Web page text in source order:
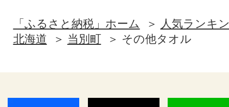
「ふるさと納税」ホーム
人気ランキ
北海道
当別町 その他タオル